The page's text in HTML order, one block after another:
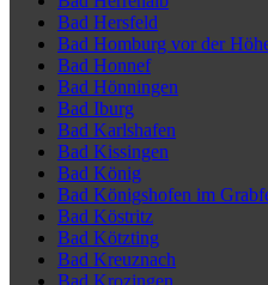
Bad Hersfeld
Bad Homburg vor der
Bad Honnef
Bad Hönningen
Bad Iburg
Bad Karlshafen
Bad Kissingen
Bad König
Bad Königshofen im
Bad Köstritz
Bad Kötzting
Bad Kreuznach